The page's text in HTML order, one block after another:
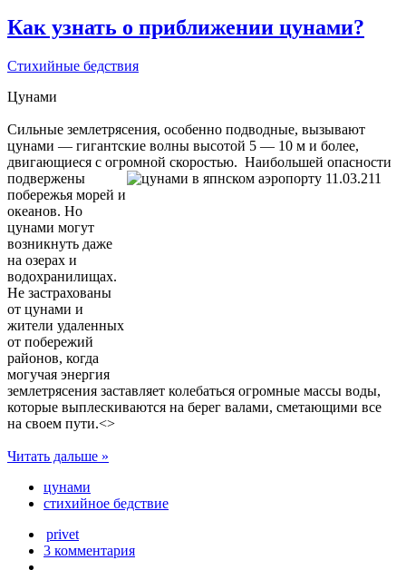
Как узнать о приближении цунами?
Стихийные бедствия
Цунами
Сильные землетрясения, особенно подводные, вызывают
цунами — гигантские волны высотой 5 — 10 м и более,
двигающиеся с огромной скоростью. Наибольшей опасности
подвержены
побережья морей и
океанов. Но
цунами могут
возникнуть даже
на озерах и
водохранилищах.
Не застрахованы
от цунами и
жители удаленных
от побережий
районов, когда
могучая энергия
землетрясения заставляет колебаться огромные массы воды,
которые выплескиваются на берег валами, сметающими все
на своем пути.<>
Читать дальше »
цунами
стихийное бедствие
privet
3 комментария